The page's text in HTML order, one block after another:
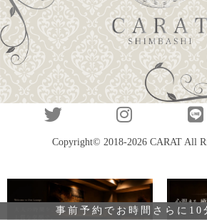
Copyright© 2018-2026 CARAT All
事前予約でお時間さらに10